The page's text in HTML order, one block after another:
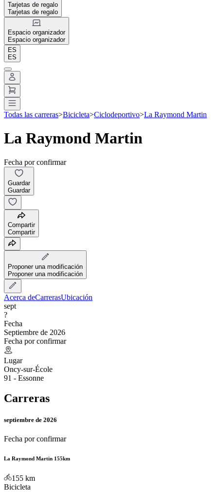
Tarjetas de regalo
Tarjetas de regalo
Espacio organizador
Espacio organizador
ES
ES
Todas las carreras>Bicicleta>Ciclodeportivo>La Raymond Martin
La Raymond Martin
Fecha por confirmar
Guardar
Guardar
Compartir
Compartir
Proponer una modificación
Proponer una modificación
Acerca deCarrerasUbicación
sept
?
Fecha
Septiembre de 2026
Fecha por confirmar
Lugar
Oncy-sur-École
91 - Essonne
Carreras
septiembre de 2026
Fecha por confirmar
La Raymond Martin 155km
155 km
Bicicleta